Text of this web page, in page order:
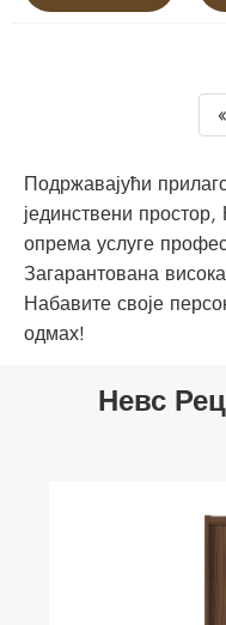
«
Подржавајући
јединствени
опрема услуге
Загарантована
Набавите своје
одмах!
Невс